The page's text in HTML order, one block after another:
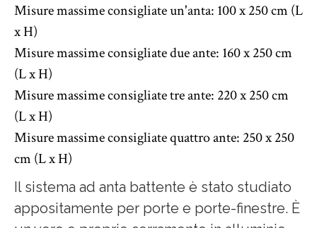
Misure massime consigliate un'anta: 100 x 250 cm (L
x H)
Misure massime consigliate due ante: 160 x 250 cm
(L x H)
Misure massime consigliate tre ante: 220 x 250 cm
(L x H)
Misure massime consigliate quattro ante: 250 x 250
cm (L x H)
Il sistema ad anta battente è stato studiato
appositamente per porte e porte-finestre. È